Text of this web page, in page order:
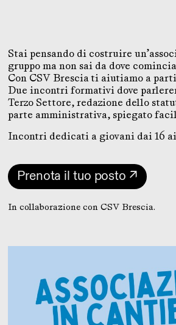
Stai pensando di costruire
gruppo ma non sai da dove
Con CSV Brescia ti aiutiamo a
Due incontri formativi dove
Terzo Settore, redazione dello
parte amministrativa, spiegato
Incontri dedicati a giovani dai 16
Prenota il tuo posto ↗
In collaborazione con CSV Brescia.